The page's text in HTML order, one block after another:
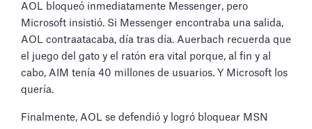
AOL bloqueó inmediatamente Messenger, pero
Microsoft insistió. Si Messenger encontraba una salida,
AOL contraatacaba, día tras día. Auerbach recuerda que
el juego del gato y el ratón era vital porque, al fin y al
cabo, AIM tenía 40 millones de usuarios. Y Microsoft los
quería.
Finalmente, AOL se defendió y logró bloquear MSN